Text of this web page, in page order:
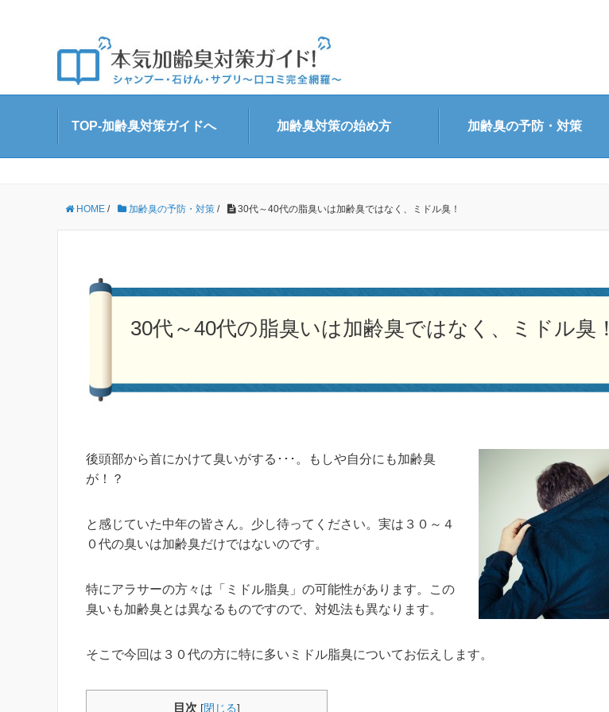
TOP-加齢臭対策ガイドへ 加齢臭対策の始め方 加齢臭の予防・対策
HOME / 加齢臭の予防・対策 / 30代～40代の脂臭いは加齢臭ではなく、ミドル臭！
30代～40代の脂臭いは加齢臭ではなく、ミドル臭！
後頭部から首にかけて臭いがする･･･。もしや自分にも加齢臭
が！？
と感じていた中年の皆さん。少し待ってください。実は３０～４
０代の臭いは加齢臭だけではないのです。
特にアラサーの方々は「ミドル脂臭」の可能性があります。この
臭いも加齢臭とは異なるものですので、対処法も異なります。
そこで今回は３０代の方に特に多いミドル脂臭についてお伝えします。
目次 [閉じる]